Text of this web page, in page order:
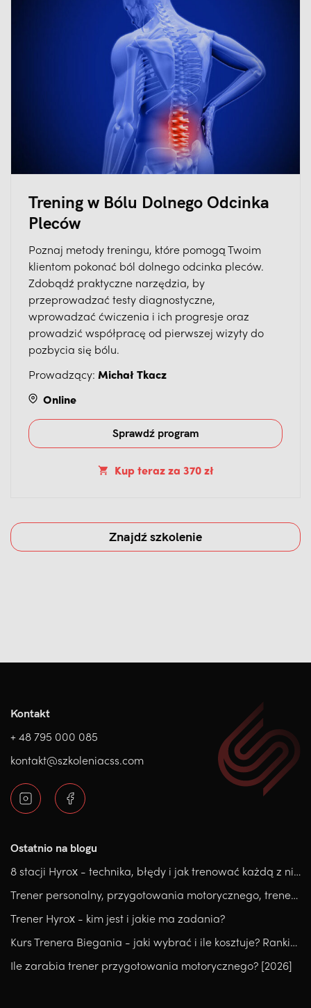
Trening w Bólu Dolnego Odcinka
Pleców
Poznaj metody treningu, które pomogą Twoim
klientom pokonać ból dolnego odcinka pleców.
Zdobądź praktyczne narzędzia, by
przeprowadzać testy diagnostyczne,
wprowadzać ćwiczenia i ich progresje oraz
prowadzić współpracę od pierwszej wizyty do
pozbycia się bólu.
Prowadzący: Michał Tkacz
Online
Sprawdź program
Kup terazza 370 zł
Znajdź szkolenie
Kontakt
+ 48 795 000 085
kontakt@szkoleniacss.com
Ostatnio na blogu
8 stacji Hyrox - technika, błędy i jak trenować każdą z nich.
Trener personalny, przygotowania motorycznego, trener medyczny, który kierunek wybrać?
Trener Hyrox - kim jest i jakie ma zadania?
Kurs Trenera Biegania - jaki wybrać i ile kosztuje? Ranking
Ile zarabia trener przygotowania motorycznego? [2026]